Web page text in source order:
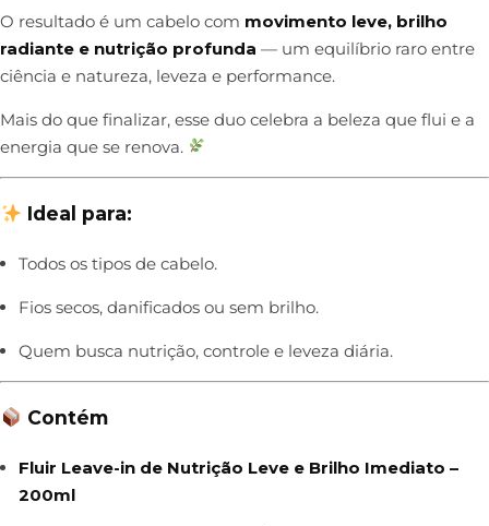
O resultado é um cabelo com movimento leve, brilho
radiante e nutrição profunda — um equilíbrio raro entre
ciência e natureza, leveza e performance.
Mais do que finalizar, esse duo celebra a beleza que flui e a
energia que se renova.
Ideal para:
Todos os tipos de cabelo.
Fios secos, danificados ou sem brilho.
Quem busca nutrição, controle e leveza diária.
Contém
Fluir Leave-in de Nutrição Leve e Brilho Imediato –
200ml